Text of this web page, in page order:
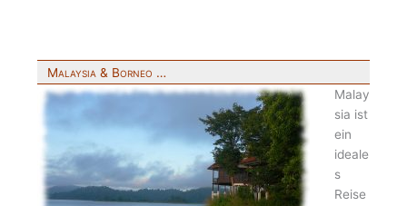
Malaysia & Borneo …
Malay
sia ist
ein
ideale
s
Reise